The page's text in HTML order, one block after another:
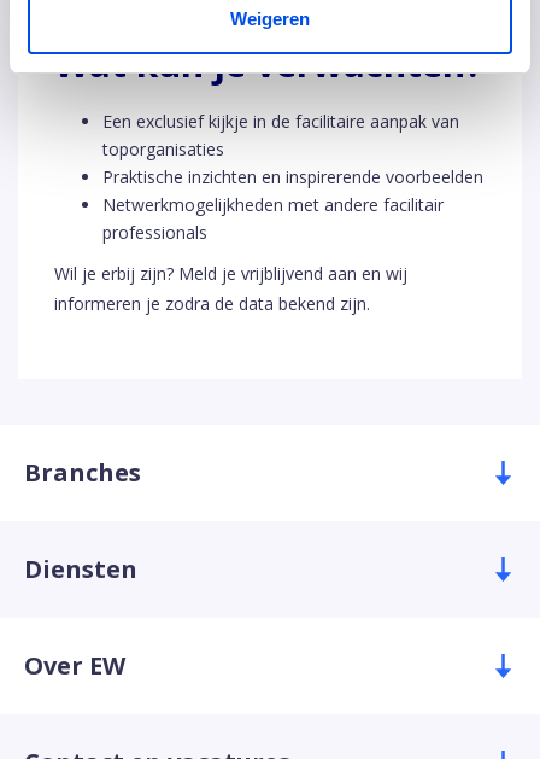
Weigeren
Wat kun je verwachten?
Een exclusief kijkje in de facilitaire aanpak van
toporganisaties
Praktische inzichten en inspirerende voorbeelden
Netwerkmogelijkheden met andere facilitair
professionals
Wil je erbij zijn? Meld je vrijblijvend aan en wij
informeren je zodra de data bekend zijn.
Branches
Diensten
Over EW